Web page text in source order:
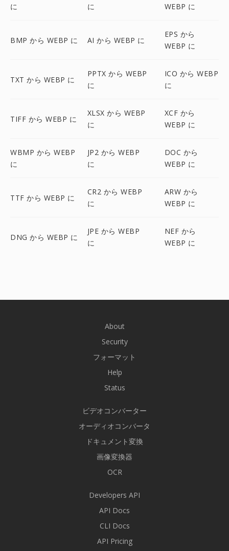
に
に
WEBP に
BMP から WEBP に AI から WEBP に
EPS から
WEBP に
TXT から WEBP に
PPTX から WEBP
に
ICO から WEBP
に
TIFF から WEBP に
XLSX から WEBP
に
XCF から
WEBP に
WBMP から WEBP
に
JP2 から WEBP
に
DOC から
WEBP に
TTF から WEBP に
CR2 から WEBP
に
ARW から
WEBP に
DNG から WEBP に
JPE から WEBP
に
NEF から
WEBP に
About
Security
フォーマット
Help
Status
ビデオコンバーター
オーディオコンバータ
ドキュメント変換
画像変換器
OCR
Developers API
API Docs
CLI Docs
API Pricing